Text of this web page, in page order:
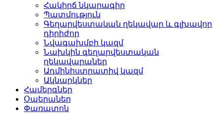
Հակիրճ նկարագիր
Պատմություն
Գեղարվեստական ղեկավար և գլխավոր
դիրիժոր
Նվագախմբի կազմ
Նախկին գեղարվեստական
ղեկավարաներ
Ադմինիստրատիվ կազմ
Ակնարկներ
Համերգներ
Օպերաներ
Փառատոն